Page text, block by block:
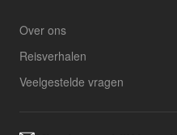
Over ons
Reisverhalen
Veelgestelde vragen